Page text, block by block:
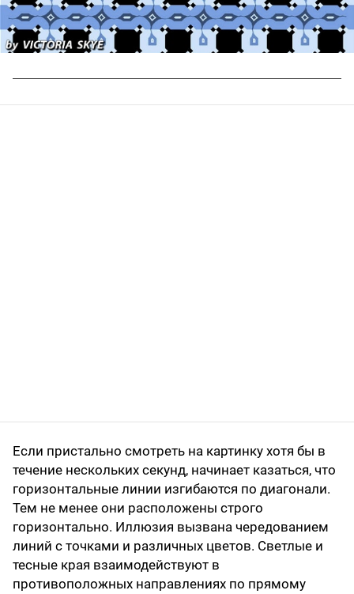
Если пристально смотреть на картинку хотя бы в
течение нескольких секунд, начинает казаться, что
горизонтальные линии изгибаются по диагонали.
Тем не менее они расположены строго
горизонтально. Иллюзия вызвана чередованием
линий с точками и различных цветов. Светлые и
тесные края взаимодействуют в
противоположных направлениях по прямому